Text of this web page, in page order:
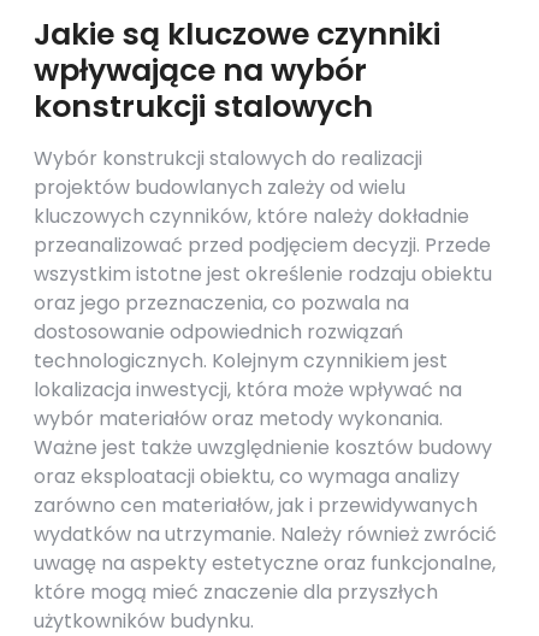
Jakie są kluczowe czynniki
wpływające na wybór
konstrukcji stalowych
Wybór konstrukcji stalowych do realizacji
projektów budowlanych zależy od wielu
kluczowych czynników, które należy dokładnie
przeanalizować przed podjęciem decyzji. Przede
wszystkim istotne jest określenie rodzaju obiektu
oraz jego przeznaczenia, co pozwala na
dostosowanie odpowiednich rozwiązań
technologicznych. Kolejnym czynnikiem jest
lokalizacja inwestycji, która może wpływać na
wybór materiałów oraz metody wykonania.
Ważne jest także uwzględnienie kosztów budowy
oraz eksploatacji obiektu, co wymaga analizy
zarówno cen materiałów, jak i przewidywanych
wydatków na utrzymanie. Należy również zwrócić
uwagę na aspekty estetyczne oraz funkcjonalne,
które mogą mieć znaczenie dla przyszłych
użytkowników budynku.